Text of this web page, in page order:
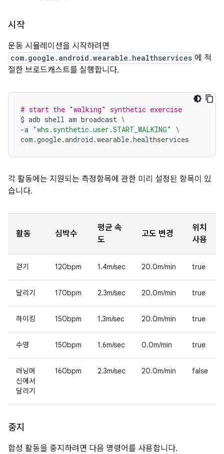
시작
운동 시뮬레이션을 시작하려면
com.google.android.wearable.healthservices 에 적
절한 브로드캐스트를 실행합니다.
# start the "walking" synthetic exercise
$ adb shell am broadcast \
-a "whs.synthetic.user.START_WALKING"
\
각 활동에는 지원되는 측정항목에 관한 미리 설정된 항목이 있
습니다.
활동 심박수
평균 속
도
고도 변경
위치
사용
걷기 120bpm 1.4m/sec 20.0m/min true
달리기 170bpm 2.3m/sec 20.0m/min true
하이킹 150bpm 1.3m/sec 20.0m/min true
수영 150bpm 1.6m/sec 0.0m/min true
러닝머
신에서
달리기
160bpm 2.3m/sec 20.0m/min false
중지
합성 활동을 중지하려면 다음 명령어를 사용합니다.